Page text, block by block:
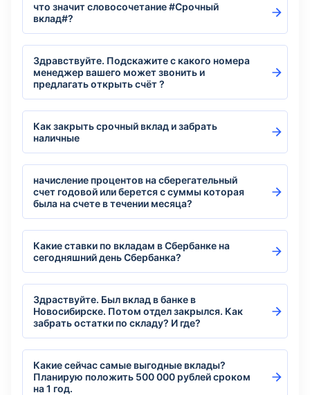
что значит словосочетание #Срочный
вклад#?
Здравствуйте. Подскажите с какого номера
менеджер вашего может звонить и
предлагать открыть счёт ?
Как закрыть срочный вклад и забрать
наличные
начисление процентов на сберегательный
счет годовой или берется с суммы которая
была на счете в течении месяца?
Какие ставки по вкладам в Сбербанке на
сегодняшний день Сбербанка?
Здраствуйте. Был вклад в банке в
Новосибирске. Потом отдел закрылся. Как
забрать остатки по складу? И где?
Какие сейчас самые выгодные вклады?
Планирую положить 500 000 рублей сроком
на 1 год.